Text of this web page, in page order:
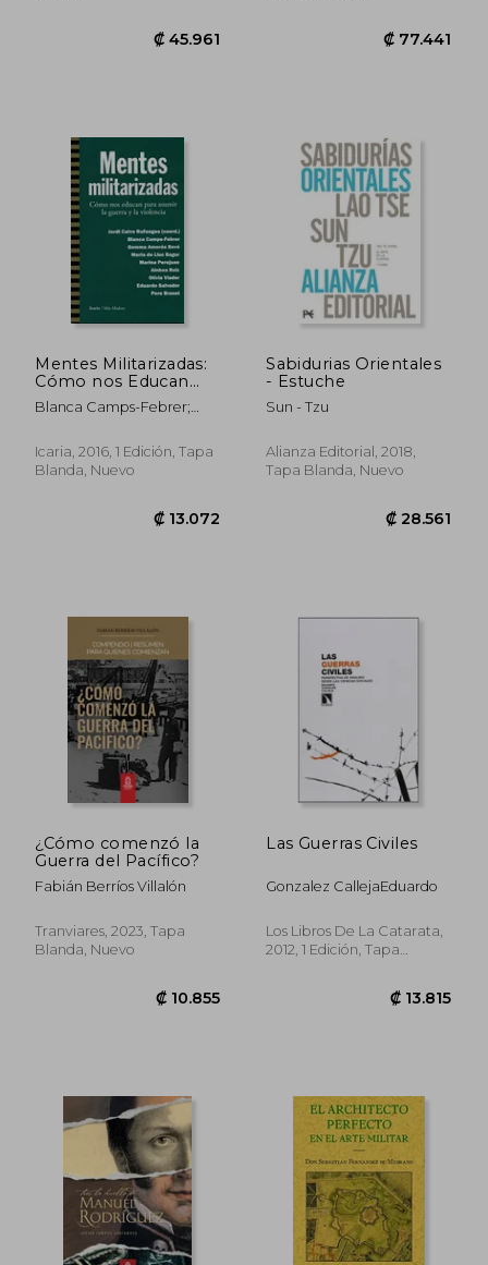
₡ 15.352
₡ 45.961
Mentes Militarizadas:
Cómo nos Educan
Para Asumir la Guerra
y la Violencia (Más
Blanca Camps-Febrer;
Bov&Eacute;; Maria De
Lluc Bagur; Marina
Perejuan; Ainhoa Ruiz;
Eduardo Salvador; Pere
Icaria, 2016, 1 Edición, Tapa
Blanda, Nuevo
Sabidurias Orientales
- Estuche
Sun - Tzu
Alianza Editorial, 2018,
Tapa Blanda, Nuevo
¿Cómo comenzó la
Guerra del Pacífico?
Fabián Berríos Villalón
Tranviares, 2023, Tapa
Blanda, Nuevo
Las Guerras Civiles
Gonzalez CallejaEduardo
Los Libros De La Catarata,
2012, 1 Edición, Tapa